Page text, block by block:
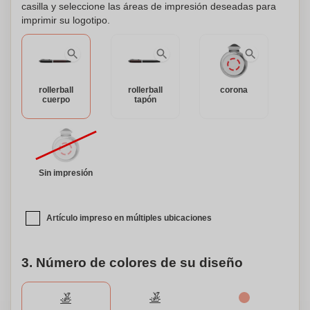
casilla y seleccione las áreas de impresión deseadas para
imprimir su logotipo.
rollerball
cuerpo
rollerball
tapón
corona
Sin impresión
Artículo impreso en múltiples ubicaciones
3. Número de colores de su diseño